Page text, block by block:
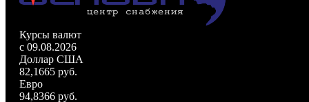
Курсы валют
c 09.08.2026
Доллар США
82,1665 руб.
Евро
94,8366 руб.